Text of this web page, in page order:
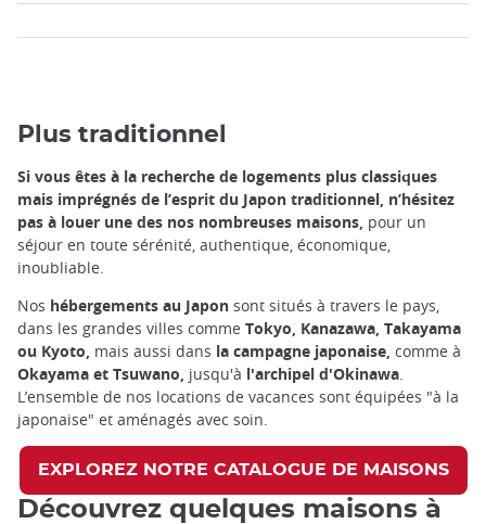
Plus traditionnel
Si vous êtes à la recherche de logements plus classiques
mais imprégnés de l’esprit du Japon traditionnel, n’hésitez
pas à louer une des nos nombreuses maisons, pour un
séjour en toute sérénité, authentique, économique,
inoubliable.
Nos hébergements au Japon sont situés à travers le pays,
dans les grandes villes comme Tokyo, Kanazawa, Takayama
ou Kyoto, mais aussi dans la campagne japonaise, comme à
Okayama et Tsuwano, jusqu'à l'archipel d'Okinawa
L’ensemble de nos locations de vacances sont équipées "à la
japonaise" et aménagés avec soin.
EXPLOREZ NOTRE CATALOGUE DE MAISONS
Découvrez quelques maisons à